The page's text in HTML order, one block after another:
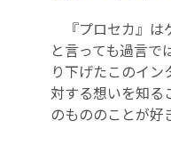
『プロセカ』は
と言っても過言
り下げたこのイ
対する想いを知
のもののことが